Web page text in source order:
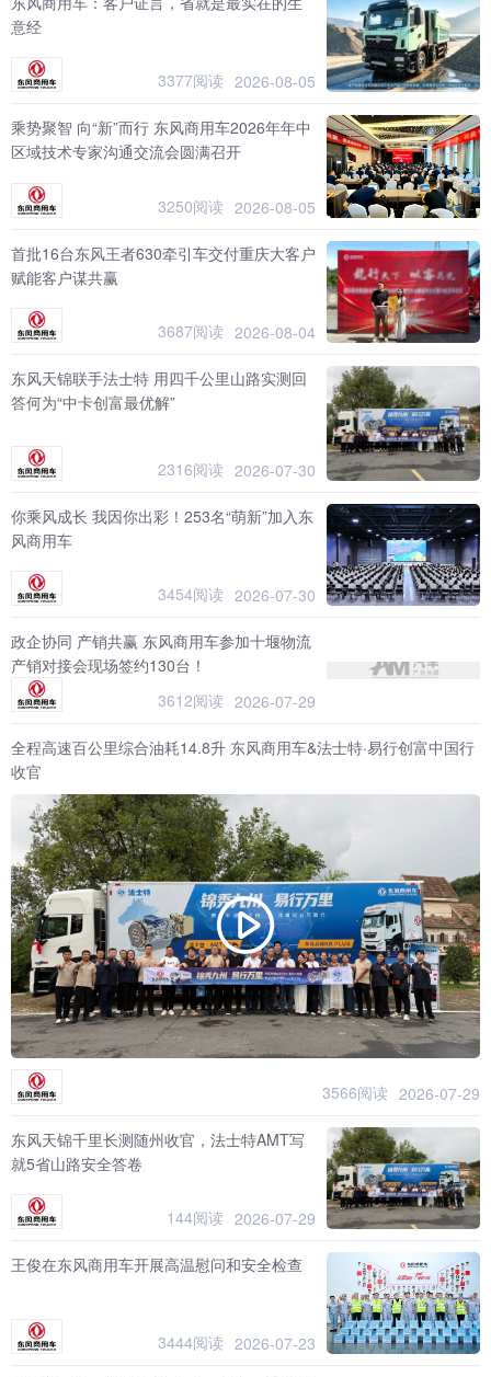
意经
3377阅读 2026-08-05
乘势聚智 向“新”而行 东风商用车2026年年中
区域技术专家沟通交流会圆满召开
3250阅读 2026-08-05
首批16台东风王者630牵引车交付重庆大客户
赋能客户谋共赢
3687阅读 2026-08-04
东风天锦联手法士特 用四千公里山路实测回
答何为“中卡创富最优解”
2316阅读 2026-07-30
你乘风成长 我因你出彩！253名“萌新”加入东
风商用车
3454阅读 2026-07-30
政企协同 产销共赢 东风商用车参加十堰物流
产销对接会现场签约130台！
3612阅读 2026-07-29
全程高速百公里综合油耗14.8升 东风商用车&法士特·易行创富中国行
收官
3566阅读 2026-07-29
东风天锦千里长测随州收官，法士特AMT写
就5省山路安全答卷
144阅读 2026-07-29
王俊在东风商用车开展高温慰问和安全检查
3444阅读 2026-07-23